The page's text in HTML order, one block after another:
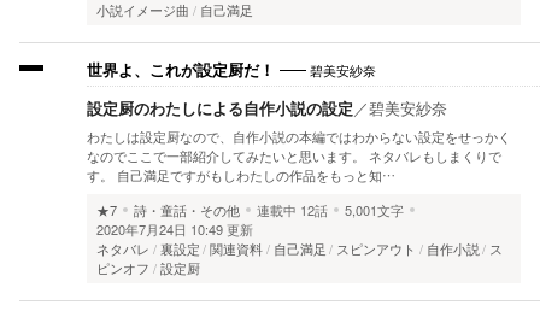
小説イメージ曲
自己満足
世界よ、これが設定厨だ！ 碧美安紗奈
設定厨のわたしによる自作小説の設定／碧美安紗奈
わたしは設定厨なので、自作小説の本編ではわからない設定をせっかく
なのでここで一部紹介してみたいと思います。 ネタバレもしまくりで
す。 自己満足ですがもしわたしの作品をもっと知…
★7
詩・童話・その他 連載中 12話
5,001文字
2020年7月24日 10:49 更新
ネタバレ
裏設定 関連資料 自己満足 スピンアウト 自作小説
ス
ピンオフ
設定厨